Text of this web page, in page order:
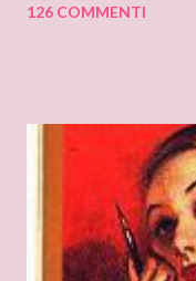
RAYBOURN Ciao
molto affascinante, con
un’ambientazione
un’antica abbazia,
romanzi gotici con
soprannaturali. Hi,
126 COMMENTI